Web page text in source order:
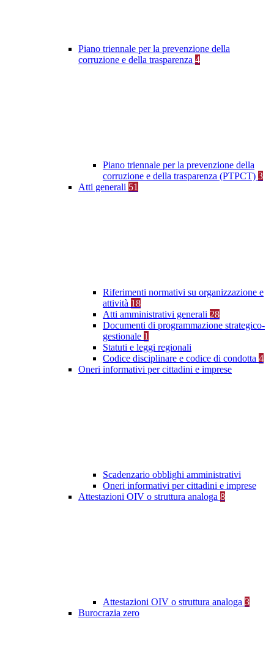
Piano triennale per la prevenzione della
corruzione e della trasparenza 4
Piano triennale per la prevenzione della
corruzione e della trasparenza (PTPCT) 3
Atti generali 51
Riferimenti normativi su organizzazione e
attività 18
Atti amministrativi generali 28
Documenti di programmazione strategico-
gestionale 1
Statuti e leggi regionali
Codice disciplinare e codice di condotta 4
Oneri informativi per cittadini e imprese
Scadenzario obblighi amministrativi
Oneri informativi per cittadini e imprese
Attestazioni OIV o struttura analoga 8
Attestazioni OIV o struttura analoga 3
Burocrazia zero